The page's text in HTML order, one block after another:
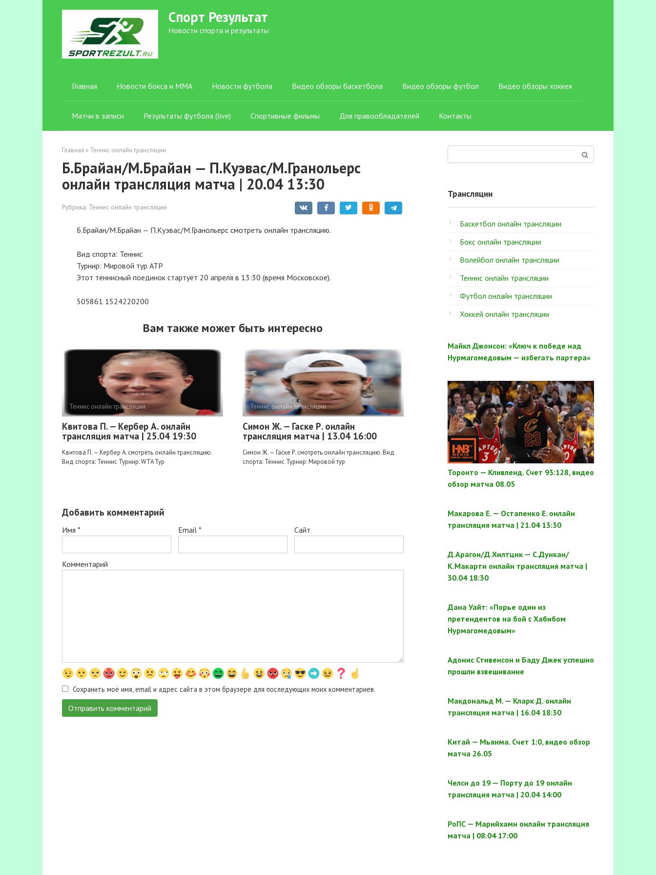
Спорт Результат
Новости спорта и результаты
Главная Новости бокса и ММА Новости футбола Видео обзоры баскетбола Видео обзоры футбол Видео обзоры хоккея
Матчи в записи Результаты футбола (live) Спортивные фильмы Для правообладателей Контакты
Главная » Теннис онлайн трансляции
Б.Брайан/М.Брайан — П.Куэвас/М.Гранольерс
онлайн трансляция матча | 20.04 13:30
Рубрика: Теннис онлайн трансляции
Б.Брайан/М.Брайан — П.Куэвас/М.Гранольерс смотреть онлайн трансляцию.
Вид спорта: Теннис
Турнир: Мировой тур ATP
Этот теннисный поединок стартует 20 апреля в 13:30 (время Московское).
505861 1524220200
Вам также может быть интересно
Теннис онлайн трансляции
Квитова П. — Кербер А. онлайн
трансляция матча | 25.04 19:30
Квитова П. — Кербер А. смотреть онлайн трансляцию.
Вид спорта: Теннис Турнир: WTA Тур
Теннис онлайн трансляции
Симон Ж. — Гаске Р. онлайн
трансляция матча | 13.04 16:00
Симон Ж. — Гаске Р. смотреть онлайн трансляцию. Вид
спорта: Теннис Турнир: Мировой тур
Добавить комментарий
Имя * Email * Сайт
Комментарий
Сохранить моё имя, email и адрес сайта в этом браузере для последующих моих комментариев.
Трансляции
Баскетбол онлайн трансляции
Бокс онлайн трансляции
Волейбол онлайн трансляции
Теннис онлайн трансляции
Футбол онлайн трансляции
Хоккей онлайн трансляции
Майкл Джонсон: «Ключ к победе над
Нурмагомедовым — избегать партера»
Торонто — Кливленд. Счет 93:128, видео
обзор матча 08.05
Макарова Е. — Остапенко Е. онлайн
трансляция матча | 21.04 13:30
Д.Арагон/Д.Хилтцик — С.Дункан/
К.Макарти онлайн трансляция матча |
30.04 18:30
Дана Уайт: «Порье один из
претендентов на бой с Хабибом
Нурмагомедовым»
Адонис Стивенсон и Баду Джек успешно
прошли взвешивание
Макдональд М. — Кларк Д. онлайн
трансляция матча | 16.04 18:30
Китай — Мьянма. Счет 1:0, видео обзор
матча 26.05
Челси до 19 — Порту до 19 онлайн
трансляция матча | 20.04 14:00
РоПС — Марийхамн онлайн трансляция
матча | 08.04 17:00